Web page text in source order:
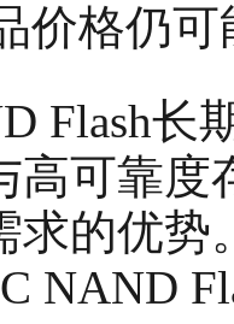
价格仍
Flash长
高可靠度
求的优势
NAND